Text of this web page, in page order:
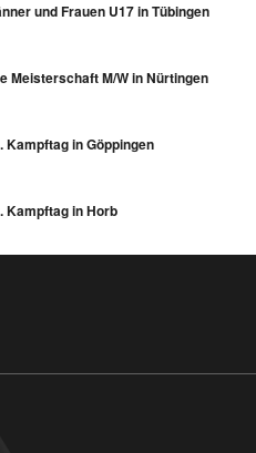
und Frauen U17 in Tübingen
Meisterschaft M/W in Nürtingen
Kampftag in Göppingen
Kampftag in Horb